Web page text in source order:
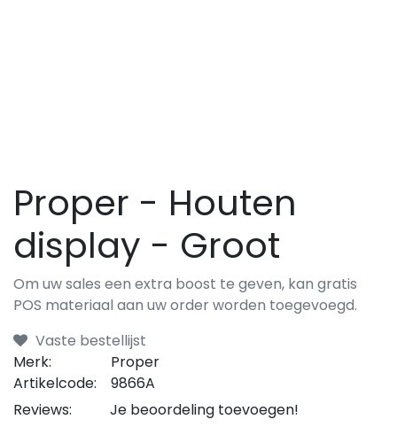
Proper - Houten
display - Groot
Om uw sales een extra boost te geven, kan gratis
POS materiaal aan uw order worden toegevoegd.
Vaste bestellijst
Merk:
Proper
Artikelcode:
9866A
Reviews:
Je beoordeling toevoegen!